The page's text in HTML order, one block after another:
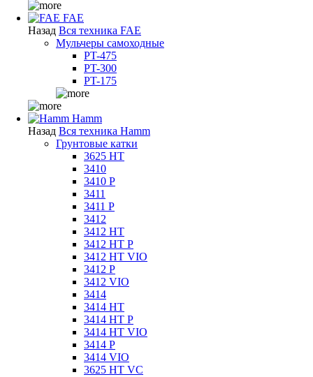
FAE
Назад Вся техника FAE
Мульчеры самоходные
PT-475
PT-300
PT-175
Hamm
Назад Вся техника Hamm
Грунтовые катки
3625 HT
3410
3410 P
3411
3411 P
3412
3412 HT
3412 HT P
3412 HT VIO
3412 P
3412 VIO
3414
3414 HT
3414 HT P
3414 HT VIO
3414 P
3414 VIO
3625 HT VC